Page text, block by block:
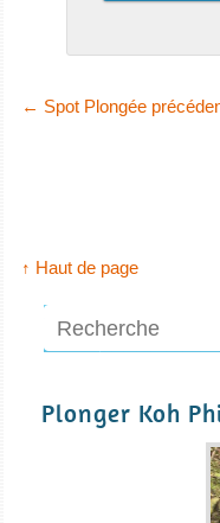
← Spot Plongée
↑ Haut de page
Plonger Koh